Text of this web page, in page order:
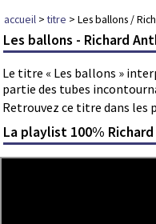
accueil >titre > Les ballons /
Les ballons - Richard
Le titre « Les ballons »
partie des tubes
Retrouvez ce titre dans les
La playlist 100%